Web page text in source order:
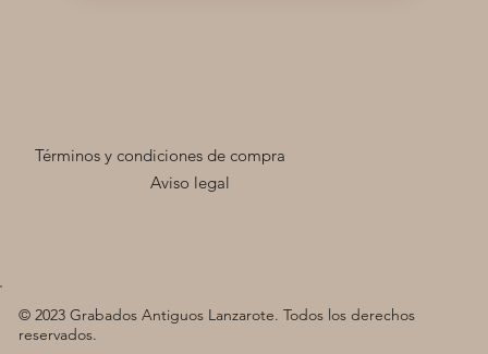
Aviso legal
Términos y condiciones de compra
© 2023 Grabados Antiguos Lanzarote. Todos los derechos
reservados.